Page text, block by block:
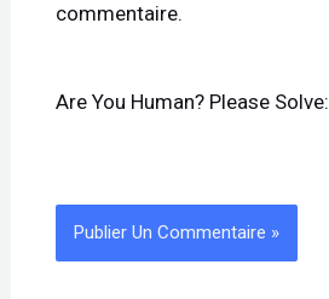
commentaire.
Are You Human? Please Solve: